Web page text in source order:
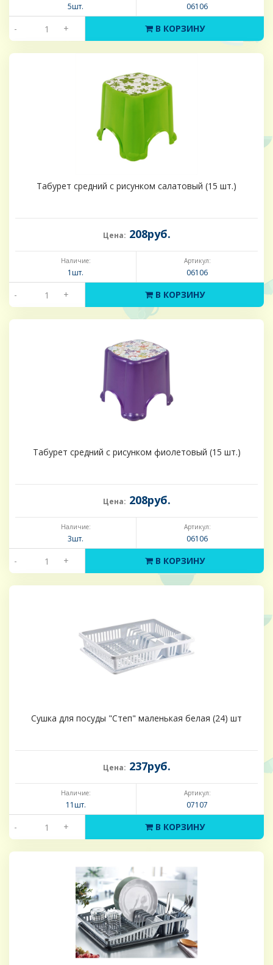
5шт. 06106
- + В КОРЗИНУ
Табурет средний с рисунком салатовый (15 шт.)
Цена: 208руб.
Наличие:
1шт.
Артикул:
06106
- + В КОРЗИНУ
Табурет средний с рисунком фиолетовый (15 шт.)
Цена: 208руб.
Наличие:
3шт.
Артикул:
06106
- + В КОРЗИНУ
Сушка для посуды "Степ" маленькая белая (24) шт
Цена: 237руб.
Наличие:
11шт.
Артикул:
07107
- + В КОРЗИНУ